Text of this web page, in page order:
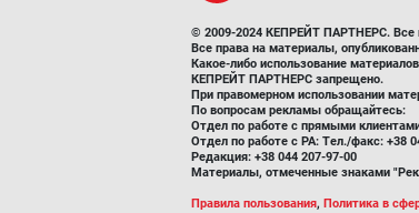
© 2009-2024 КЕПРЕЙТ ПАРТНЕРС.
Все права на материалы,
Какое-либо использование
КЕПРЕЙТ ПАРТНЕРС запрещено.
При правомерном использовании
По вопросам рекламы обращайтесь:
Отдел по работе с прямыми
Отдел по работе с РА: Тел./факс: +38
Редакция: +38 044 207-97-00
Материалы, отмеченные знаками
Правила пользования, Политика в